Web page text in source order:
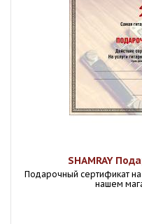
SHAMRAY
Подарочный сертификат на
нашем